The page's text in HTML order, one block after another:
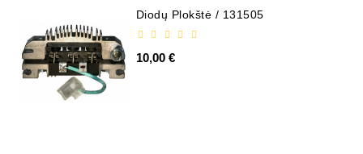
Diodų Plokštė / 131505
10,00 €